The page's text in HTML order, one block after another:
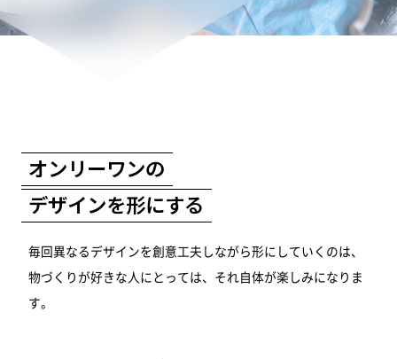
オンリーワンの
デザインを形にする
毎回異なるデザインを創意工夫しながら形にしていくのは、
物づくりが好きな人にとっては、それ自体が楽しみになりま
す。